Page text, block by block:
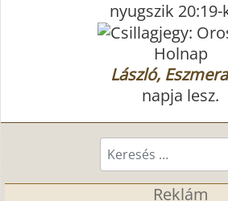
nyugszik 20:19-
Holnap
László,
napja lesz.
Keresés...
Reklám